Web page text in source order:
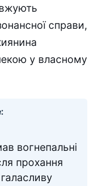
справи,
у власному
вогнепальні
прохання